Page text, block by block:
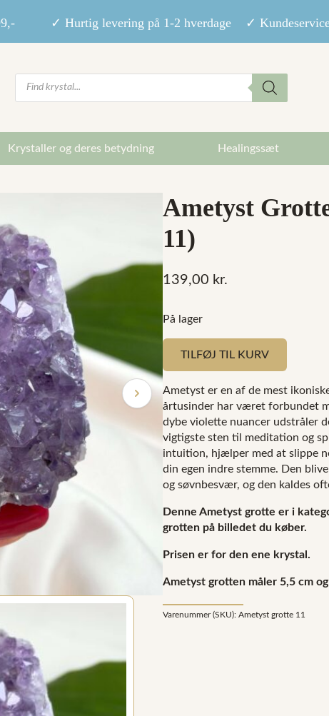
✓ Hurtig levering på 1-2 hverdage ✓ Kundeservice
Products
search
Krystaller og deres betydning Healingssæt
Ametyst
11)
139,00 kr.
På lager
TILFØJ TIL KURV
Ametyst er en af de mest
årtusinder har været forbundet
dybe violette nuancer udstråler
vigtigste sten til meditation og
intuition, hjælper med at slippe
din egen indre stemme. Den
og søvnbesvær, og den kaldes
Denne Ametyst grotte er i
grotten på billedet du køber.
Prisen er for den ene krystal.
Ametyst grotten måler 5,5 cm
Varenummer (SKU): Ametyst grotte 11